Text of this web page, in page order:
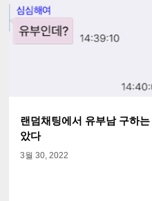
랜덤채팅에서 유부남 구하는
았다
3월 30, 2022